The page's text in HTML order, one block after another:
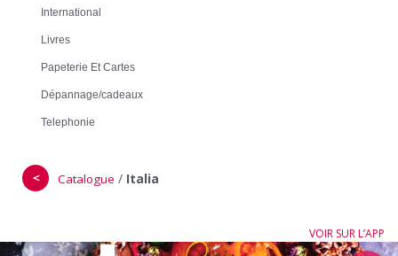
International
Livres
Papeterie Et Cartes
Dépannage/cadeaux
Telephonie
＜ Catalogue / Italia
VOIR SUR L’APP